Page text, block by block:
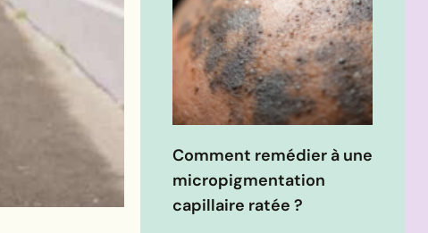
Comment remédier à une
micropigmentation
capillaire ratée ?